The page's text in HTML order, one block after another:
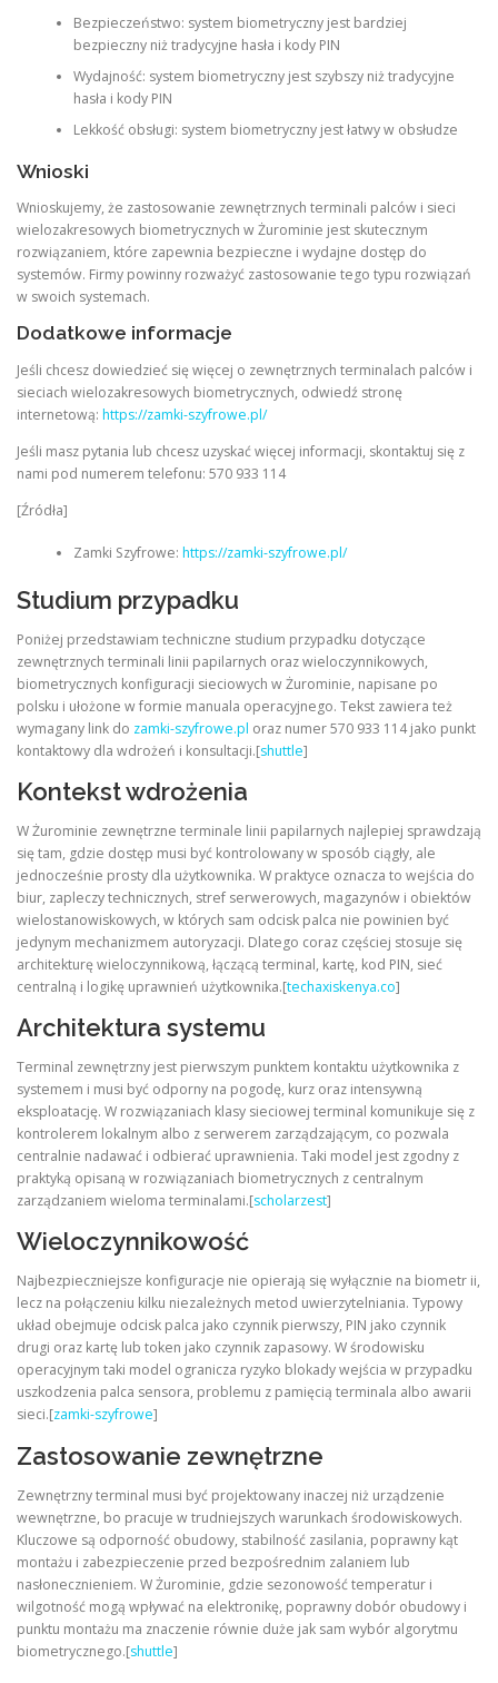
Bezpieczeństwo: system biometryczny jest bardziej
bezpieczny niż tradycyjne hasła i kody PIN
Wydajność: system biometryczny jest szybszy niż tradycyjne
hasła i kody PIN
Lekkość obsługi: system biometryczny jest łatwy w obsłudze
Wnioski
Wnioskujemy, że zastosowanie zewnętrznych terminali palców i sieci
wielozakresowych biometrycznych w Żurominie jest skutecznym
rozwiązaniem, które zapewnia bezpieczne i wydajne dostęp do
systemów. Firmy powinny rozważyć zastosowanie tego typu rozwiązań
w swoich systemach.
Dodatkowe informacje
Jeśli chcesz dowiedzieć się więcej o zewnętrznych terminalach palców i
sieciach wielozakresowych biometrycznych, odwiedź stronę
internetową: https://zamki-szyfrowe.pl/
Jeśli masz pytania lub chcesz uzyskać więcej informacji, skontaktuj się z
nami pod numerem telefonu: 570 933 114
[Źródła]
Zamki Szyfrowe: https://zamki-szyfrowe.pl/
Studium przypadku
Poniżej przedstawiam techniczne studium przypadku dotyczące
zewnętrznych terminali linii papilarnych oraz wieloczynnikowych,
biometrycznych konfiguracji sieciowych w Żurominie, napisane po
polsku i ułożone w formie manuala operacyjnego. Tekst zawiera też
wymagany link do zamki-szyfrowe.pl oraz numer 570 933 114 jako punkt
kontaktowy dla wdrożeń i konsultacji.[shuttle]
Kontekst wdrożenia
W Żurominie zewnętrzne terminale linii papilarnych najlepiej sprawdzają
się tam, gdzie dostęp musi być kontrolowany w sposób ciągły, ale
jednocześnie prosty dla użytkownika. W praktyce oznacza to wejścia do
biur, zapleczy technicznych, stref serwerowych, magazynów i obiektów
wielostanowiskowych, w których sam odcisk palca nie powinien być
jedynym mechanizmem autoryzacji. Dlatego coraz częściej stosuje się
architekturę wieloczynnikową, łączącą terminal, kartę, kod PIN, sieć
centralną i logikę uprawnień użytkownika.[techaxiskenya.co]
Architektura systemu
Terminal zewnętrzny jest pierwszym punktem kontaktu użytkownika z
systemem i musi być odporny na pogodę, kurz oraz intensywną
eksploatację. W rozwiązaniach klasy sieciowej terminal komunikuje się z
kontrolerem lokalnym albo z serwerem zarządzającym, co pozwala
centralnie nadawać i odbierać uprawnienia. Taki model jest zgodny z
praktyką opisaną w rozwiązaniach biometrycznych z centralnym
zarządzaniem wieloma terminalami.[scholarzest]
Wieloczynnikowość
Najbezpieczniejsze konfiguracje nie opierają się wyłącznie na biometr ii,
lecz na połączeniu kilku niezależnych metod uwierzytelniania. Typowy
układ obejmuje odcisk palca jako czynnik pierwszy, PIN jako czynnik
drugi oraz kartę lub token jako czynnik zapasowy. W środowisku
operacyjnym taki model ogranicza ryzyko blokady wejścia w przypadku
uszkodzenia palca sensora, problemu z pamięcią terminala albo awarii
sieci.[zamki-szyfrowe]
Zastosowanie zewnętrzne
Zewnętrzny terminal musi być projektowany inaczej niż urządzenie
wewnętrzne, bo pracuje w trudniejszych warunkach środowiskowych.
Kluczowe są odporność obudowy, stabilność zasilania, poprawny kąt
montażu i zabezpieczenie przed bezpośrednim zalaniem lub
nasłonecznieniem. W Żurominie, gdzie sezonowość temperatur i
wilgotność mogą wpływać na elektronikę, poprawny dobór obudowy i
punktu montażu ma znaczenie równie duże jak sam wybór algorytmu
biometrycznego.[shuttle]